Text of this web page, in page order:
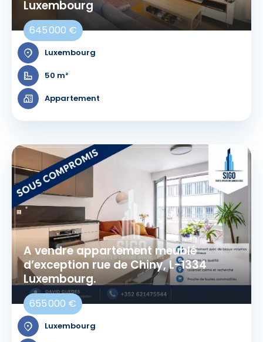
Luxembourg
645 000 €
Luxembourg
50 m²
Appartement
A vendre appartement meublé
d’exception rue de Chiny, L-1334
Luxembourg.
655 000 €
Luxembourg